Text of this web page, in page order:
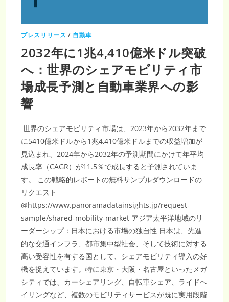
プレスリリース / 自動車
2032年に1兆4,410億米ドル突破
へ：世界のシェアモビリティ市
場成長予測と自動車業界への影
響
世界のシェアモビリティ市場は、2023年から2032年まで
に5410億米ドルから1兆4,410億米ドルまでの収益増加が
見込まれ、2024年から2032年の予測期間にかけて年平均
成長率（CAGR）が11.5％で成長すると予測されていま
す。 この戦略的レポートの無料サンプルダウンロードの
リクエスト
@https://www.panoramadatainsights.jp/request-
sample/shared-mobility-market アジア太平洋地域のリ
ーダーシップ：日本における市場の独自性 日本は、先進
的な交通インフラ、都市集中型社会、そして技術に対する
高い受容性を有する国として、シェアモビリティ導入の好
機を捉えています。特に東京・大阪・名古屋といったメガ
シティでは、カーシェアリング、自転車シェア、ライドヘ
イリングなど、複数のモビリティサービスが既に実用段階